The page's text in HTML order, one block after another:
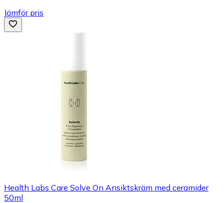
Jämför pris
Health Labs Care Solve On Ansiktskräm med ceramider
50ml